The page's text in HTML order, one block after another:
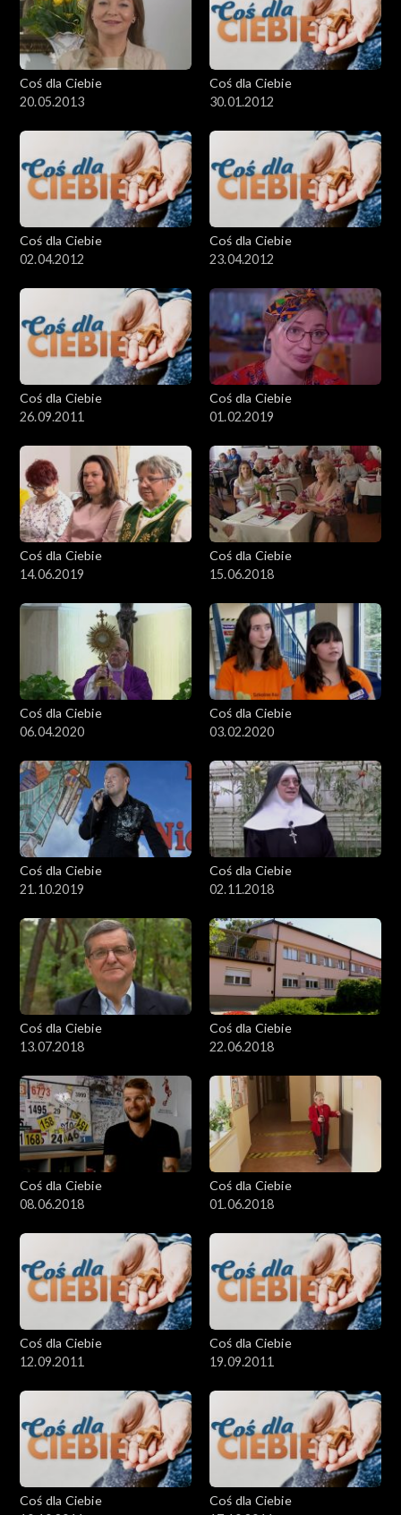
Coś dla Ciebie
20.05.2013
Coś dla Ciebie
30.01.2012
Coś dla Ciebie
02.04.2012
Coś dla Ciebie
23.04.2012
Coś dla Ciebie
26.09.2011
Coś dla Ciebie
01.02.2019
Coś dla Ciebie
14.06.2019
Coś dla Ciebie
15.06.2018
Coś dla Ciebie
06.04.2020
Coś dla Ciebie
03.02.2020
Coś dla Ciebie
21.10.2019
Coś dla Ciebie
02.11.2018
Coś dla Ciebie
13.07.2018
Coś dla Ciebie
22.06.2018
Coś dla Ciebie
08.06.2018
Coś dla Ciebie
01.06.2018
Coś dla Ciebie
12.09.2011
Coś dla Ciebie
19.09.2011
Coś dla Ciebie
Coś dla Ciebie